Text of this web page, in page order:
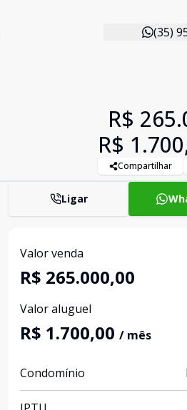
(35)
R$
R$
Compartilhar
Ligar
Valor venda
R$ 265.000,00
Valor aluguel
R$ 1.700,00 / mês
Condomínio